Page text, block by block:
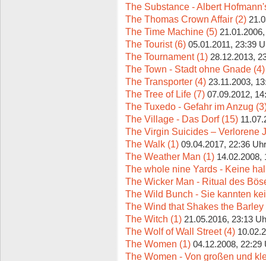
The Substance - Albert
The Thomas Crown Affair (2)
The Time Machine (5)
The Tourist (6) 05.01.2011, 23:39
The Tournament (1) 28.12.2013,
The Town - Stadt ohne Gnade (4)
The Transporter (4) 23.11.2003,
The Tree of Life (7) 07.09.2012,
The Tuxedo - Gefahr im Anzug
The Village - Das Dorf (15)
The Virgin Suicides – Verlorene
The Walk (1) 09.04.2017, 22:36 Uhr
The Weather Man (1) 14.02.2008,
The whole nine Yards - Keine
The Wicker Man - Ritual des
The Wild Bunch - Sie kannten
The Wind that Shakes the Barley
The Witch (1) 21.05.2016, 23:13
The Wolf of Wall Street (4)
The Women (1) 04.12.2008, 22:29
The Women - Von großen und